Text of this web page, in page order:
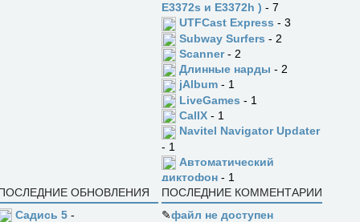
E3372s и E3372h ) - 7
UTFCast Express - 3
Subway Surfers - 2
Scanner- 2
Длинные нарды - 2
jAlbum - 1
LiveGames - 1
CallX - 1
Navitel Navigator Updater
- 1
Автоматический
диктофон - 1
ОБНОВЛЕНИЯ
Садись 5 -
ПОСЛЕДНИЕ КОММЕНТАРИИ
✎файл не доступен